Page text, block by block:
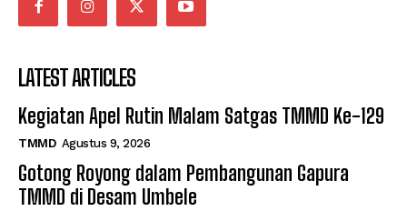
LATEST ARTICLES
Kegiatan Apel Rutin Malam Satgas TMMD Ke-129
TMMD Agustus 9, 2026
Gotong Royong dalam Pembangunan Gapura
TMMD di Desam Umbele